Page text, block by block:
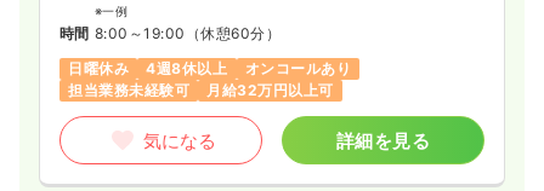
※一例
時間 8:00～19:00 （休憩60分）
日曜休み
4週8休以上
オンコールあり
担当業務未経験可
月給32万円以上可
気になる 詳細を見る